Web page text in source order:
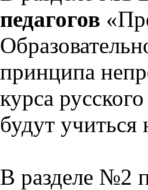
педагогов
принципа
курса
будут
В разделе №2